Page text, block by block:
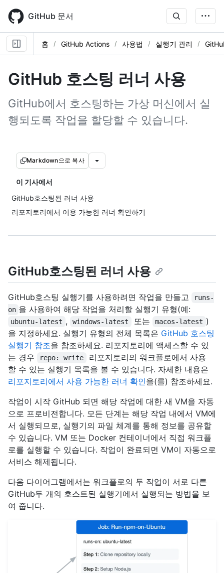
main
content
GitHub 문서
홈 GitHub Actions 사용법 실행기 관리
GitHub 호스팅 러너 사용
GitHub에서 호스팅하는 가상 머신에서 실
행되도록 작업을 할당할 수 있습니다.
Markdown으로 복사
이 기사에서
GitHub호스팅된 러너 사용
리포지토리에서 이용 가능한 러너 확인하기
GitHub호스팅된 러너 사용
GitHub호스팅 실행기를 사용하려면 작업을 만들고
runs-
on 을 사용하여 해당 작업을 처리할 실행기 유형(예:
ubuntu-latest , windows-latest 또는 macos-latest )
을 지정하세요. 실행기 유형의 전체 목록은 GitHub 호스팅
실행기 참조을 참조하세요. 리포지토리에 액세스할 수 있
는 경우
repo: write
리포지토리의 워크플로에서 사용
할 수 있는 실행기 목록을 볼 수 있습니다. 자세한 내용은
리포지토리에서 사용 가능한 러너 확인을(를) 참조하세요.
작업이 시작 GitHub 되면 해당 작업에 대한 새 VM을 자동
으로 프로비전합니다. 모든 단계는 해당 작업 내에서 VM에
서 실행되므로, 실행기의 파일 체계를 통해 정보를 공유할
수 있습니다. VM 또는 Docker 컨테이너에서 직접 워크플
로를 실행할 수 있습니다. 작업이 완료되면 VM이 자동으로
서비스 해제됩니다.
다음 다이어그램에서는 워크플로의 두 작업이 서로 다른
GitHub두 개의 호스트된 실행기에서 실행되는 방법을 보
여 줍니다.